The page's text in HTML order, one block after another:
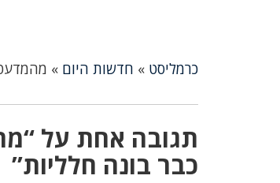
כרמליסט » חדשות היום »
תגובה אחת על
כבר בונה חלליות”